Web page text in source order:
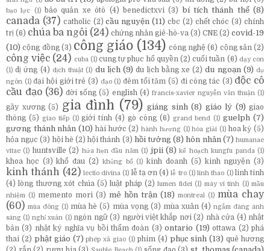
bạo lực (1) bảo quản xe ôtô (4) benedictxvi (3) bí tích thánh thể (8)
canada (37) catholic (2) cầu nguyện (11) cbc (2) chết chóc (3) chính
trị (6) chúa ba ngôi (24) chứng nhân giê-hô-va (3) CNE (2) covid-19
(10) cộng đồng (3) công giáo (134) công nghệ (6) cộng sản (2)
công việc (24) cuba (1) cung tự phục hổ quyền (2) cuối tuần (6) dạy con
(1) dị ứng (4) dịch thuật (1) du lịch (9) du lịch bằng xe (2) du ngoạn (9) dụ
ngôn (1) đại hội giới trẻ (3) đạo (1) đêm tối tăm (5) đi công tác (3) độc cô
cầu đạo (36) đời sống (5) english (4) francis-xavier nguyễn văn thuận (1)
gãy xương (5) gia đình (79) giáng sinh (8) giáo lý (9) giao
thông (5) giao tiếp (1) giới tính (4) gò công (6) grand bend (1) guelph (7)
gương thánh nhân (10) hài hước (2) hành hương (1) hòa giải (1) hoa kỳ (5)
hỏa ngục (3) hội hè (2) hội thánh (3) hồi tưởng (8) hôn nhân (7) humanae
vitae (1) huntsville (2) hứa hẹn đầu năm (1) jpii (8) kế hoạch kungfu panda (1)
khoa học (3) khổ đau (2) khủng bố (1) kinh doanh (5) kinh nguyện (3)
kinh thánh (42) lectio divina (1) lễ tạ ơn (4) lễ tro (1) linh thao (1) linh tinh
(4) lòng thương xót chúa (5) luật pháp (2) lumen fidei (1) máy vi tính (1) mầu
nhiệm
(1) memento mori (3) mê hồn trận (18) montreal (1) mùa chay
(60) mùa đông (1) mùa hè (5) mùa vọng (3) mùa xuân (4) ngắm đàng ánh
sáng (1) nghỉ xuân (1) ngôn ngữ (3) người việt khắp nơi (2) nhà cửa (4) nhật
bản (3) nhật ký nghĩa vụ bồi thẩm đoàn (3) ontario (19) ottawa (2) phá
thai (2) phật giáo (7) phép xã giao (1) phim (4) phục sinh (13) quê hương